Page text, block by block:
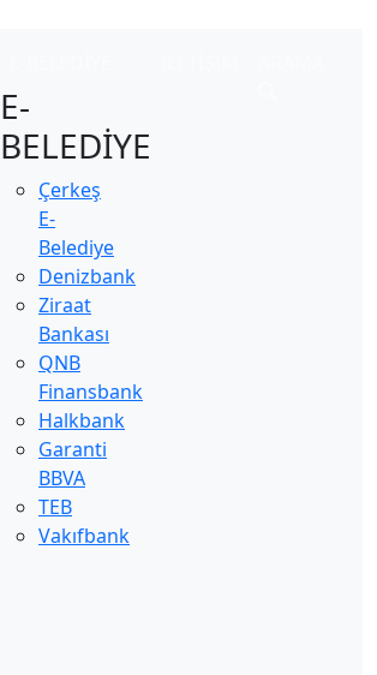
E-
BELEDİYE
Çerkeş
E-
Belediye
Denizbank
Ziraat
Bankası
QNB
Finansbank
Halkbank
Garanti
BBVA
TEB
Vakıfbank